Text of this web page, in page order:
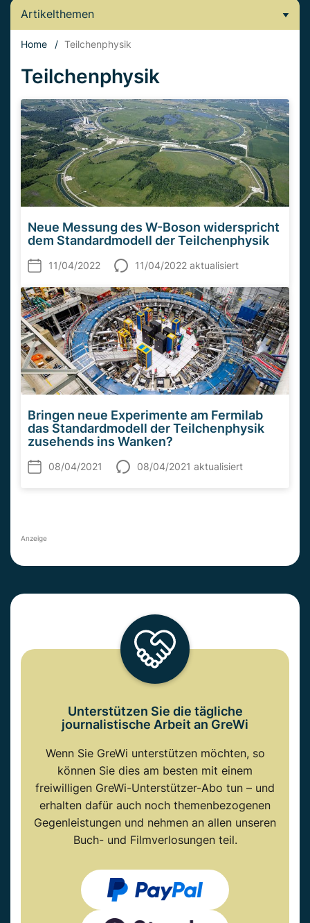
Artikelthemen
Home / Teilchenphysik
Teilchenphysik
Neue Messung des W-Boson widerspricht
dem Standardmodell der Teilchenphysik
11/04/2022 11/04/2022 aktualisiert
Bringen neue Experimente am Fermilab
das Standardmodell der Teilchenphysik
zusehends ins Wanken?
08/04/2021 08/04/2021 aktualisiert
Anzeige
Unterstützen Sie die tägliche
journalistische Arbeit an GreWi
Wenn Sie GreWi unterstützen möchten, so
können Sie dies am besten mit einem
freiwilligen GreWi-Unterstützer-Abo tun – und
erhalten dafür auch noch themenbezogenen
Gegenleistungen und nehmen an allen unseren
Buch- und Filmverlosungen teil.